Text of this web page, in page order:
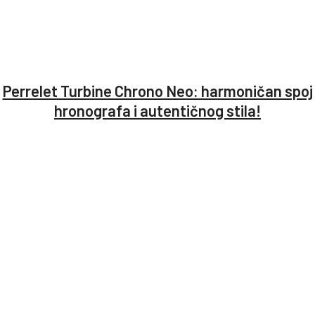
Perrelet Turbine Chrono Neo: harmoničan spoj
hronografa i autentičnog stila!